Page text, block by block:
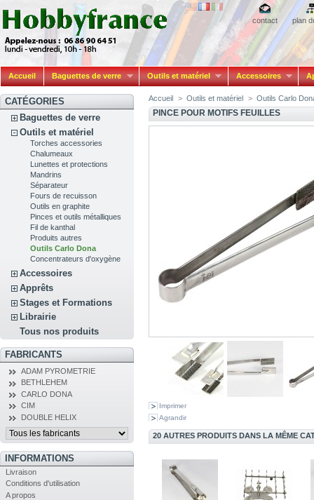
contact plan
Accueil Baguettes de verre Outils et matériel Accessoires
CATÉGORIES
Baguettes de verre
Outils et matériel
Torches accessories
Chalumeaux
Lunettes et protections
Mandrins
Séparateur
Fours de recuisson
Outils en graphite
Pinces et outils métalliques
Fil de kanthal
Produits autres
Outils Carlo Dona
Concentrateurs d'oxygène
Accessoires
Apprêts
Stages et Formations
Librairie
Tous nos produits
FABRICANTS
ADAM PYROMETRIE
BETHLEHEM
CARLO DONA
CIM
DOUBLE HELIX
INFORMATIONS
Livraison
Conditions d'utilisation
A propos
Accueil > Outils et matériel > Outils Carlo
PINCE POUR MOTIFS FEUILLES
Imprimer
Agrandir
20 AUTRES PRODUITS DANS LA MÊME